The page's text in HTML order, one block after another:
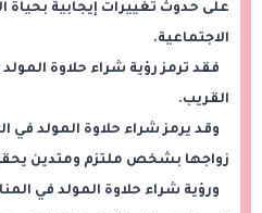
على حدوث تغييرات إيجابية بحياة
الاجتماعية.
فقد ترمز رؤية شراء حلاوة المولد
القريب.
وقد يرمز شراء حلاوة المولد في
زواجها بشخص ملتزم ومتدين
ورؤية شراء حلاوة المولد في